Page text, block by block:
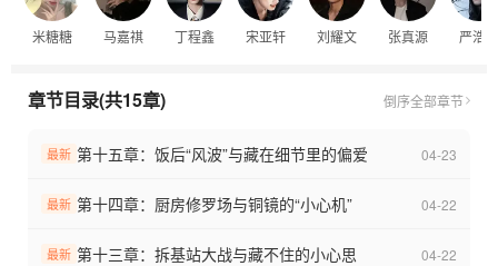
米糖糖 马嘉祺 丁程鑫 宋亚轩 刘耀文 张真源 严浩翔
章节目录(共15章) 倒序全部章节
最新 第十五章：饭后“风波”与藏在细节里的偏爱 04-23
最新 第十四章：厨房修罗场与铜镜的“小心机” 04-22
最新 第十三章：拆基站大战与藏不住的小心思 04-22